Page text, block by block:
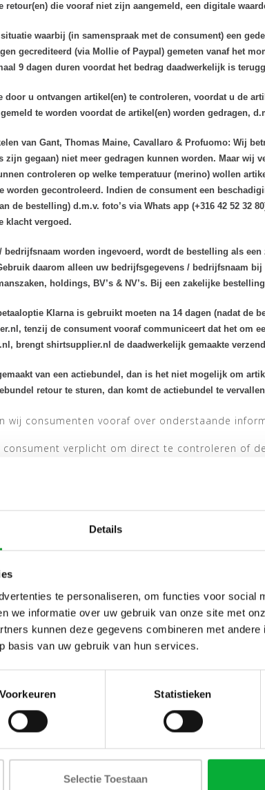
Details
te personaliseren, om functies voor social
we informatie over uw gebruik van onze site met
kunnen deze gegevens combineren met
basis van uw gebruik van hun services.
Voorkeuren Statistieken
Selectie Toestaan
retour(en) die vooraf niet zijn aangemeld, een digitale
waarbij (in samenspraak met de consument) een
gecrediteerd (via Mollie of Paypal) gemeten vanaf het
9 dagen duren voordat het bedrag daadwerkelijk is
door u ontvangen artikel(en) te controleren, voordat u de
te worden voordat de artikel(en) worden gedragen,
van Gant, Thomas Maine, Cavallaro & Profuomo: Wij
zijn gegaan) niet meer gedragen kunnen worden. Maar wij
controleren op welke temperatuur (merino) wollen
worden gecontroleerd. Indien de consument een
de bestelling) d.m.v. foto’s via Whats app (+316 42 52 32
klacht vergoed.
bedrijfsnaam worden ingevoerd, wordt de bestelling als
daarom alleen uw bedrijfsgegevens / bedrijfsnaam
holdings, BV’s & NV’s. Bij een zakelijke
Klarna is gebruikt moeten na 14 dagen (nadat de
tenzij de consument vooraf communiceert dat het om
brengt shirtsupplier.nl de daadwerkelijk gemaakte
van een actiebundel, dan is het niet mogelijk om
retour te sturen, dan komt de actiebundel te
wij consumenten vooraf over onderstaande
consument verplicht om direct te controleren of
en de consument constateert 1 of meer
Klarna geselecteerd wordt, dient een
dient een klant contact met shirtsupplier.nl op
is van omruiling of retournering. Na deze
na ontvangst binnen 14 dagen in het bezit te
de artikelen niet naar wens zijn. Voor verzekerd
wordt geteld. Indien een bestelling wordt
bij het servicepunt de 1ste dag van de 14
gemaakt worden tussen consumenten en
om mogelijke misverstanden te voorkomen.
van shirtsupplier.nl past automatisch bij afname
wanneer er minder dan 3 stuks worden
met toegepaste kassakorting en de nieuwe
Indien een code is toegepast en een